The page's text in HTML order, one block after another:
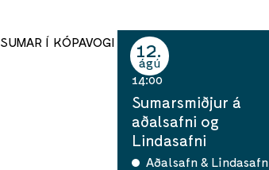
SUMAR Í KÓPAVOGI 12
ágú
14:00
Sumarsmiðjur á
aðalsafni og
Lindasafni
Aðalsafn & Lindasafn